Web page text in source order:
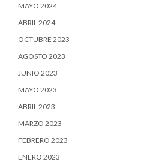
MAYO 2024
ABRIL 2024
OCTUBRE 2023
AGOSTO 2023
JUNIO 2023
MAYO 2023
ABRIL 2023
MARZO 2023
FEBRERO 2023
ENERO 2023